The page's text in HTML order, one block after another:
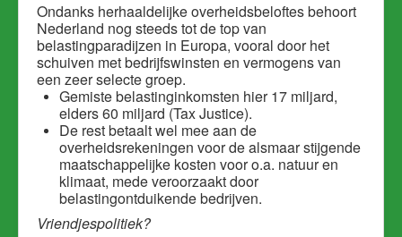
Ondanks herhaaldelijke overheidsbeloftes behoort
Nederland nog steeds tot de top van
belastingparadijzen in Europa, vooral door het
schuiven met bedrijfswinsten en vermogens van
een zeer selecte groep.
Gemiste belastinginkomsten hier 17 miljard,
elders 60 miljard (Tax Justice).
De rest betaalt wel mee aan de
overheidsrekeningen voor de alsmaar stijgende
maatschappelijke kosten voor o.a. natuur en
klimaat, mede veroorzaakt door
belastingontduikende bedrijven.
Vriendjespolitiek?